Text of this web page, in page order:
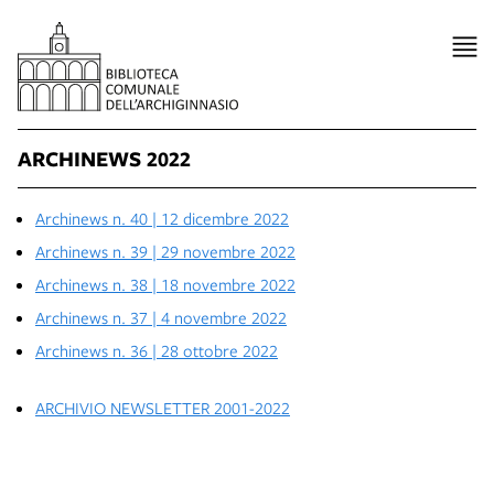
ARCHINEWS 2022
Archinews n. 40 | 12 dicembre 2022
Archinews n. 39 | 29 novembre 2022
Archinews n. 38 | 18 novembre 2022
Archinews n. 37 | 4 novembre 2022
Archinews n. 36 | 28 ottobre 2022
ARCHIVIO NEWSLETTER 2001-2022